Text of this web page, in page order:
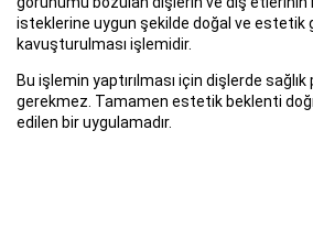
isteklerine uygun şekilde doğal ve estetik
kavuşturulması işlemidir.
Bu işlemin yaptırılması için dişlerde
gerekmez. Tamamen estetik beklenti
edilen bir uygulamadır.